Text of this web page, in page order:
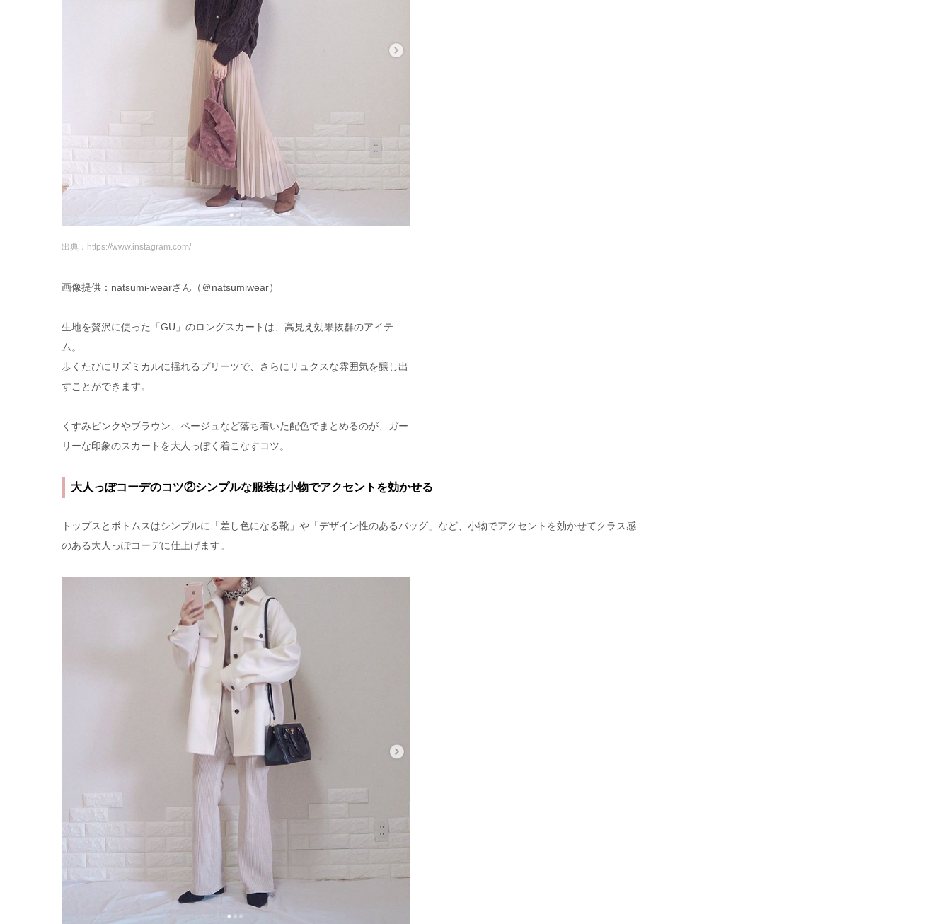
出典：https://www.instagram.com/
画像提供：natsumi-wearさん（＠natsumiwear）
生地を贅沢に使った「GU」のロングスカートは、高見え効果抜群のアイテ
ム。
歩くたびにリズミカルに揺れるプリーツで、さらにリュクスな雰囲気を醸し出
すことができます。
くすみピンクやブラウン、ベージュなど落ち着いた配色でまとめるのが、ガー
リーな印象のスカートを大人っぽく着こなすコツ。
大人っぽコーデのコツ②シンプルな服装は小物でアクセントを効かせる
トップスとボトムスはシンプルに「差し色になる靴」や「デザイン性のあるバッグ」など、小物でアクセントを効かせてクラス感
のある大人っぽコーデに仕上げます。